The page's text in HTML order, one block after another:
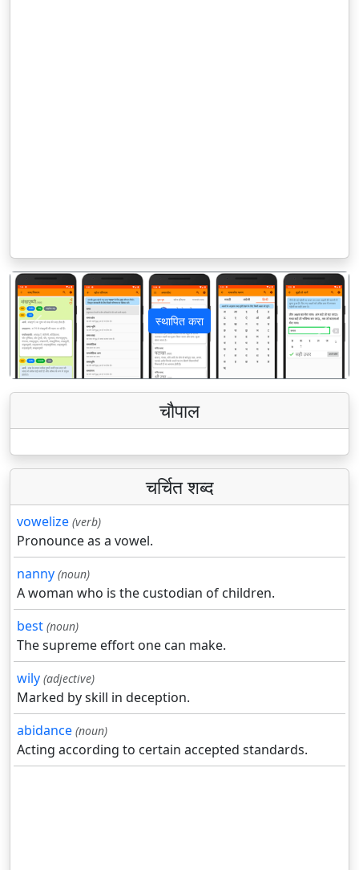
स्थापित करा
पिछला अगला
चौपाल
चर्चित शब्द
vowelize (verb)
Pronounce as a vowel.
nanny (noun)
A woman who is the custodian of children.
best (noun)
The supreme effort one can make.
wily (adjective)
Marked by skill in deception.
abidance (noun)
Acting according to certain accepted standards.